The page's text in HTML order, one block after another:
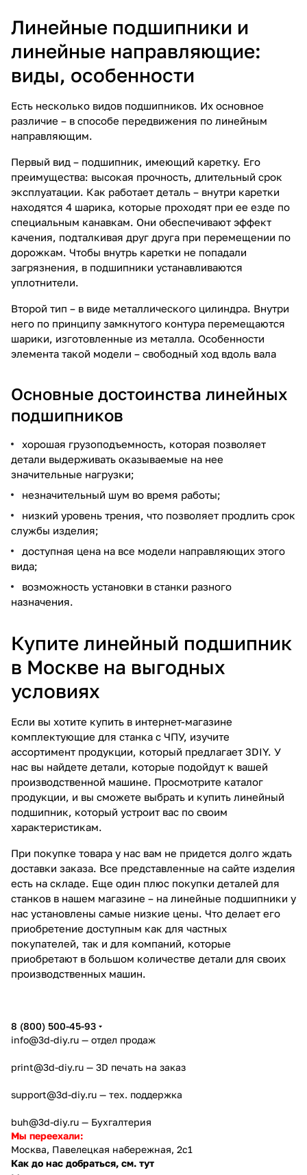
Линейные подшипники и
линейные направляющие:
виды, особенности
Есть несколько видов подшипников. Их основное
различие – в способе передвижения по линейным
направляющим.
Первый вид – подшипник, имеющий каретку. Его
преимущества: высокая прочность, длительный срок
эксплуатации. Как работает деталь – внутри каретки
находятся 4 шарика, которые проходят при ее езде по
специальным канавкам. Они обеспечивают эффект
качения, подталкивая друг друга при перемещении по
дорожкам. Чтобы внутрь каретки не попадали
загрязнения, в подшипники устанавливаются
уплотнители.
Второй тип – в виде металлического цилиндра. Внутри
него по принципу замкнутого контура перемещаются
шарики, изготовленные из металла. Особенности
элемента такой модели – свободный ход вдоль вала
Основные достоинства линейных
подшипников
хорошая грузоподъемность, которая позволяет
детали выдерживать оказываемые на нее
значительные нагрузки;
незначительный шум во время работы;
низкий уровень трения, что позволяет продлить срок
службы изделия;
доступная цена на все модели направляющих этого
вида;
возможность установки в станки разного
назначения.
Купите линейный подшипник
в Москве на выгодных
условиях
Если вы хотите купить в интернет-магазине
комплектующие для станка с ЧПУ, изучите
ассортимент продукции, который предлагает 3DIY. У
нас вы найдете детали, которые подойдут к вашей
производственной машине. Просмотрите каталог
продукции, и вы сможете выбрать и купить линейный
подшипник, который устроит вас по своим
характеристикам.
При покупке товара у нас вам не придется долго ждать
доставки заказа. Все представленные на сайте изделия
есть на складе. Еще один плюс покупки деталей для
станков в нашем магазине – на линейные подшипники у
нас установлены самые низкие цены. Что делает его
приобретение доступным как для частных
покупателей, так и для компаний, которые
приобретают в большом количестве детали для своих
производственных машин.
8 (800) 500-45-93
info@3d-diy.ru — отдел продаж
print@3d-diy.ru — 3D печать на заказ
support@3d-diy.ru — тех. поддержка
buh@3d-diy.ru — Бухгалтерия
Мы переехали:
Москва, Павелецкая набережная, 2с1
Как до нас добраться, см. тут